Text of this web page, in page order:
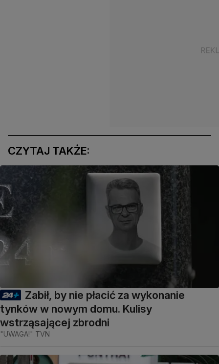
CZYTAJ TAKŻE:
Zabił, by nie płacić za wykonanie
tynków w nowym domu. Kulisy
wstrząsającej zbrodni
"UWAGA!" TVN